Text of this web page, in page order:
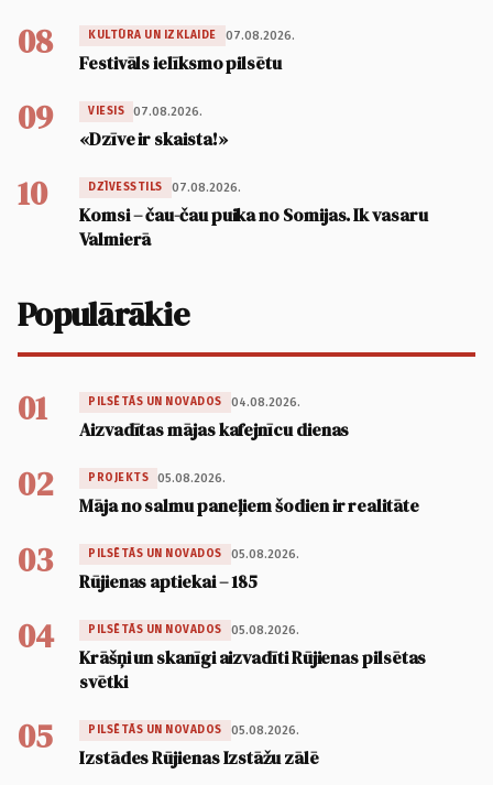
08 KULTŪRA UN IZKLAIDE 07.08.2026.
Festivāls ielīksmo pilsētu
09 VIESIS 07.08.2026.
«Dzīve ir skaista!»
10 DZĪVESSTILS 07.08.2026.
Komsi – čau-čau puika no Somijas. Ik vasaru
Valmierā
Populārākie
01 PILSĒTĀS UN NOVADOS 04.08.2026.
Aizvadītas mājas kafejnīcu dienas
02 PROJEKTS 05.08.2026.
Māja no salmu paneļiem šodien ir realitāte
03 PILSĒTĀS UN NOVADOS 05.08.2026.
Rūjienas aptiekai – 185
04 PILSĒTĀS UN NOVADOS 05.08.2026.
Krāšņi un skanīgi aizvadīti Rūjienas pilsētas
svētki
05 PILSĒTĀS UN NOVADOS 05.08.2026.
Izstādes Rūjienas Izstāžu zālē